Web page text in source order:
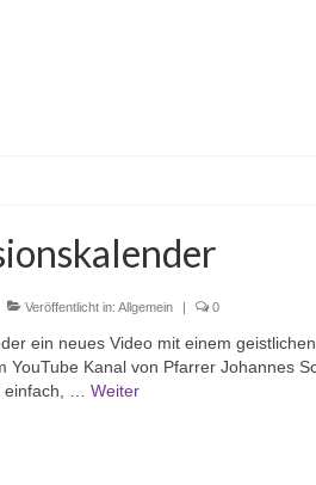
Veröffentlicht in:Allgemein | 0
ein neues Video mit einem
YouTube Kanal von Pfarrer Johannes
einfach, …Weiter